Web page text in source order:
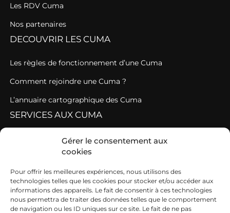
Gérer le consentement aux
cookies
Pour offrir les meilleures expériences, nous utilisons des
technologies telles que les cookies pour stocker et/ou accéder aux
informations des appareils. Le fait de consentir à ces technologies
nous permettra de traiter des données telles que le comportement
de navigation ou les ID uniques sur ce site. Le fait de ne pas
Les RDV Cuma
Nos partenaires
DECOUVRIR LES CUMA
Les règles de fonctionnement d’une Cuma
Comment rejoindre une Cuma ?
L’annuaire cartographique des Cuma
SERVICES AUX CUMA
Fonctionnement coopératif et gestion de la Cuma
Service administratif et juridique
Agroéquipement et machinisme
Se former
CONTACT